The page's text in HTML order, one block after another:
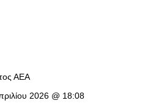
ΑΕΑ
2026 @ 18:08